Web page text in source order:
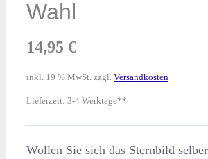
Wahl
14,95 €
inkl. 19 % MwSt. zzgl. Versandkosten
Lieferzeit: 3-4 Werktage**
Wollen Sie sich das Sternbild